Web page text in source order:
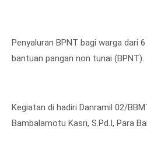
Penyaluran BPNT bagi warga dari
bantuan pangan non tunai (BPNT).
Kegiatan di hadiri Danramil 02/
Bambalamotu Kasri, S.Pd.I, Para